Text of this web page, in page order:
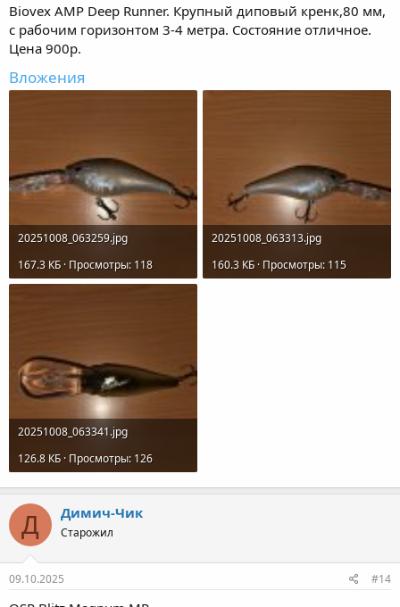
Biovex AMP Deep Runner. Крупный диповый кренк,80 мм,
с рабочим горизонтом 3-4 метра. Состояние отличное.
Цена 900р.
Вложения
20251008_063259.jpg
167.3 КБ · Просмотры: 118
20251008_063313.jpg
160.3 КБ · Просмотры: 115
20251008_063341.jpg
126.8 КБ · Просмотры: 126
Д Димич-Чик
Старожил
09.10.2025 #14